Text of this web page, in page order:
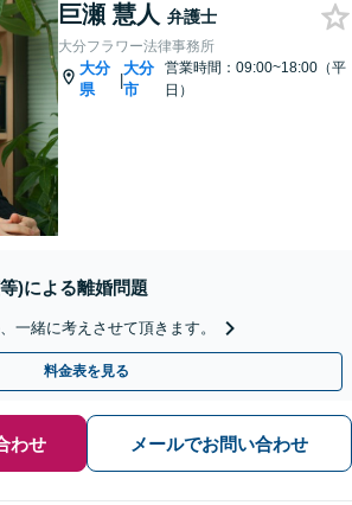
巨瀬 慧人 弁護士
大分フラワー法律事務所
大分
県
|
大分
市
営業時間：09:00~18:00（平
日）
)による離婚問題
一緒に考えさせて頂きます。
料金表を見る
わせ メールでお問い合わせ